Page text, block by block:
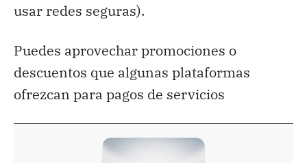
usar redes seguras).
Puedes aprovechar promociones o
descuentos que algunas plataformas
ofrezcan para pagos de servicios